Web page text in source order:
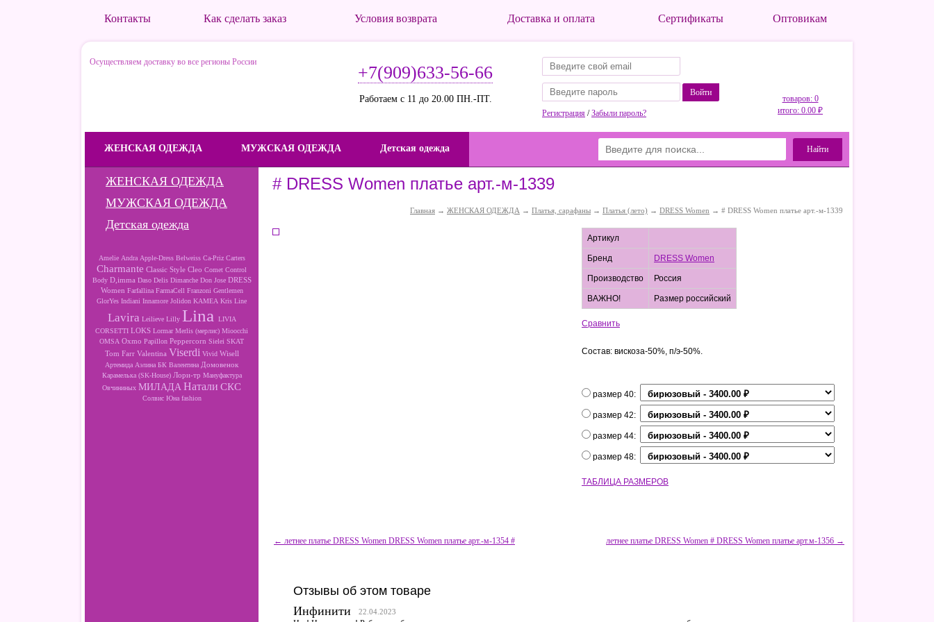
Контакты Как сделать заказ Условия возврата Доставка и оплата Сертификаты Оптовикам
Осуществляем доставку во все регионы России
+7(909)633-56-66
Работаем с 11 до 20.00 ПН.-ПТ.
Войти
Регистрация /Забыли пароль?
товаров: 0
итого: 0.00 ₽
ЖЕНСКАЯ ОДЕЖДА МУЖСКАЯ ОДЕЖДА Детская одежда Найти
ЖЕНСКАЯ ОДЕЖДА
МУЖСКАЯ ОДЕЖДА
Детская одежда
Amelie Andra Apple-Dress Belweiss Ca-Priz Carters
Charmante Classic Style Cleo Comet Control
Body D,imma Daso Delis Dimanche Don Jose DRESS
Women Farfallina FarmaCell Franzoni Gentlemen
GlorYes Indiani Innamore Jolidon KAMEA Kris Line
Lavira Leilieve Lilly Lina
LIVIA
CORSETTI LOKS Lormar Merlis (мерлис) Mioocchi
OMSA Oxmo Papillon Peppercorn Sielei SKAT
Tom Farr Valentina Viserdi Vivid Wisell
Артемида Аэлина БК Валентина Домовенок
Карамелька (SK-House) Лори-тр Мануфактура
Овчининых МИЛАДА Натали СКС
Солвис Юна fashion
# DRESS Women платье арт.-м-1339
Главная → ЖЕНСКАЯ ОДЕЖДА → Платья, сарафаны → Платья (лето) → DRESS Women → # DRESS Women платье арт.-м-1339
Артикул
Бренд DRESS Women
Производство Россия
ВАЖНО! Размер российский
Сравнить
Состав: вискоза-50%, п/э-50%.
размер 40:
размер 42:
размер 44:
размер 48:
ТАБЛИЦА РАЗМЕРОВ
← летнее платье DRESS Women DRESS Women платье арт.-м-1354 # летнее платье DRESS Women # DRESS Women платье арт.м-1356 →
Отзывы об этом товаре
Инфинити
22.04.2023